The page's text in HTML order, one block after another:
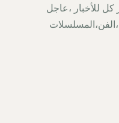
كل للأخبار ،عاجل